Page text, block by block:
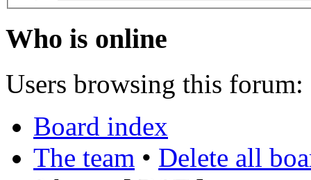
Who is online
Users browsing this forum:
Board index
The team • Delete all